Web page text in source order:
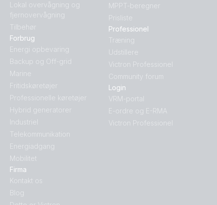
Lokal overvågning og
fjernovervågning
Tilbehør
Forbrug
Energi opbevaring
Backup og Off-grid
Marine
Fritidskøretøjer
Professionelle køretøjer
Hybrid generatorer
Industriel
Telekommunikation
Energiadgang
Mobilitet
Firma
Kontakt os
Blog
MPPT-beregner
Prisliste
Professionel
Træning
Udstillere
Victron Professionel
Community forum
Login
VRM-portal
E-ordre og E-RMA
Victron Professionel